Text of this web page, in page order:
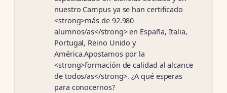
nuestro Campus ya se han certificado
<strong>más de 92.980
alumnos/as</strong> en España, Italia,
Portugal, Reino Unido y
América.Apostamos por la
<strong>formación de calidad al alcance
de todos/as</strong>. ¿A qué esperas
para conocernos?